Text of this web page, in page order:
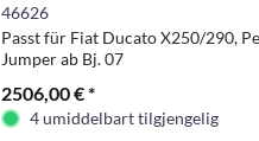
46626
Passt für Fiat Ducato X250/290,
Jumper ab Bj. 07
2506,00 € *
4 umiddelbart tilgjengelig